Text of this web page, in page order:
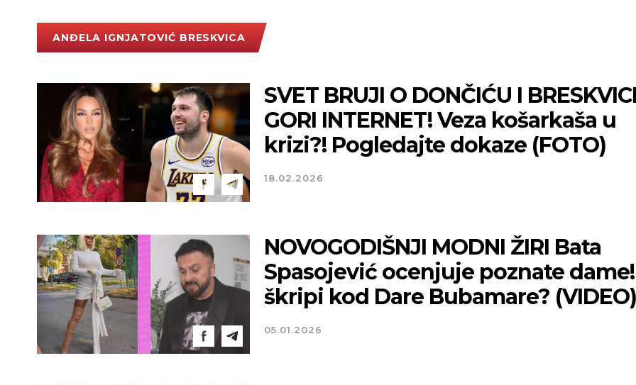
ANĐELA IGNJATOVIĆ BRESKVICA
SVET BRUJI O DONČIĆU I
GORI INTERNET! Veza košarkaša u
krizi?! Pogledajte dokaze (FOTO)
18.02.2026
NOVOGODIŠNJI MODNI ŽIRI Bata
Spasojević ocenjuje poznate
škripi kod Dare Bubamare? (VIDEO)
05.01.2026